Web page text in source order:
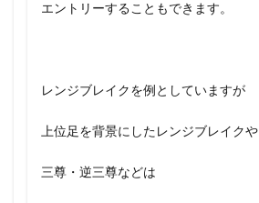
エントリーすることもできます。
レンジブレイクを例としていますが
上位足を背景にしたレンジブレイクや
三尊・逆三尊などは